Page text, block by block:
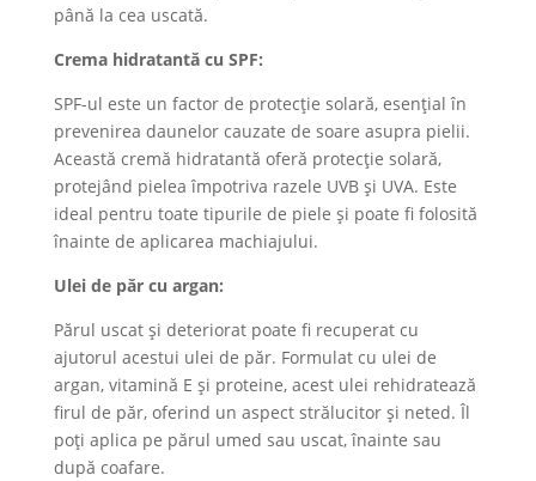
până la cea uscată.
Crema hidratantă cu SPF:
SPF-ul este un factor de protecție solară, esențial în
prevenirea daunelor cauzate de soare asupra pielii.
Această cremă hidratantă oferă protecție solară,
protejând pielea împotriva razele UVB și UVA. Este
ideal pentru toate tipurile de piele și poate fi folosită
înainte de aplicarea machiajului.
Ulei de păr cu argan:
Părul uscat și deteriorat poate fi recuperat cu
ajutorul acestui ulei de păr. Formulat cu ulei de
argan, vitamină E și proteine, acest ulei rehidratează
firul de păr, oferind un aspect strălucitor și neted. Îl
poți aplica pe părul umed sau uscat, înainte sau
după coafare.